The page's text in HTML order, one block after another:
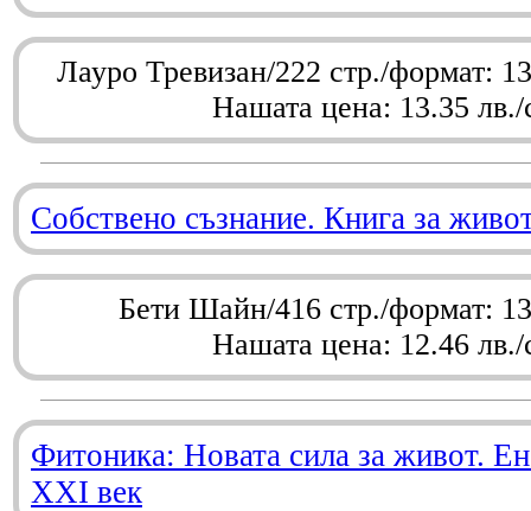
Лауро Тревизан/222 стр./формат:
Нашата цена: 13.35 лв./
Собствено съзнание. Книга за
Бети Шайн/416 стр./формат:
Нашата цена: 12.46 лв./
Фитоника: Новата сила за живот.
XXI век